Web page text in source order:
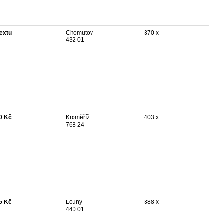
Chomutov
432 01
370 x
Kč
Kroměříž
768 24
403 x
Kč
Louny
440 01
388 x